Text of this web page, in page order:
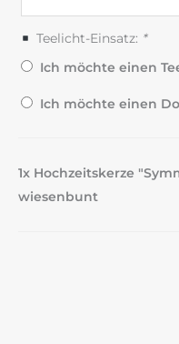
Teelicht-Einsatz: *
Ich möchte einen
Ich möchte einen
1x Hochzeitskerze
wiesenbunt